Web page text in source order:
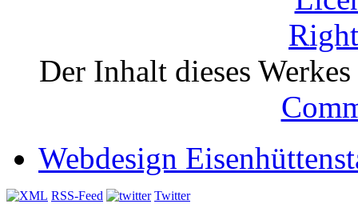
Der Inhalt dieses
Webdesign
RSS-Feed Twitter